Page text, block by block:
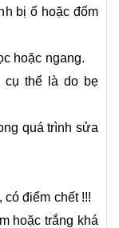
bị ố hoặc đốm
hoặc ngang.
cụ thể là do bẹ
quá trình sửa
điểm chết !!!
hoặc trắng khá